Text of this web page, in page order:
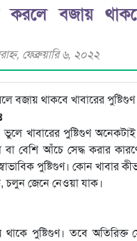
করলে বজায়
ফেব্রুয়ারি ৬, ২০২২
খাবারের পুষ্টিগুণ
বা বেশি আঁচে সেদ্ধ করার
পুষ্টিগুণ। কোন খাবার
চলুন জেনে নেওয়া যাক।
থাকে পুষ্টিগুণ। তবে অতিরিক্ত